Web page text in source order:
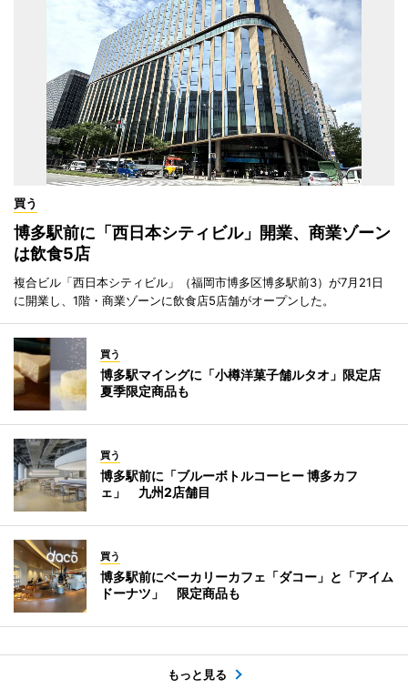
買う
博多駅前に「西日本シティビル」開業、商業ゾーン
は飲食5店
複合ビル「西日本シティビル」（福岡市博多区博多駅前3）が7月21日
に開業し、1階・商業ゾーンに飲食店5店舗がオープンした。
買う
博多駅マイングに「小樽洋菓子舗ルタオ」限定店
夏季限定商品も
買う
博多駅前に「ブルーボトルコーヒー 博多カフ
ェ」 九州2店舗目
買う
博多駅前にベーカリーカフェ「ダコー」と「アイム
ドーナツ」 限定商品も
もっと見る